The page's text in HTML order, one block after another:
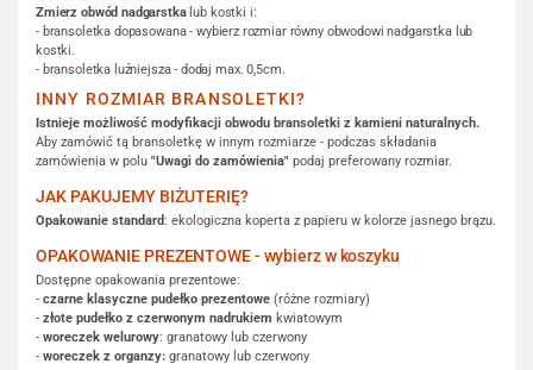
Zmierz obwód nadgarstkalub kostki i:
- bransoletka dopasowana - wybierz rozmiar równy obwodowi nadgarstka lub
kostki.
- bransoletka luźniejsza - dodaj max. 0,5cm.
INNY ROZMIAR BRANSOLETKI?
Istnieje możliwość modyfikacji obwodu bransoletki z kamieni naturalnych.
Aby zamówić tą bransoletkę w innym rozmiarze - podczas składania
zamówienia w polu "Uwagi do zamówienia" podaj preferowany rozmiar.
JAK PAKUJEMY BIŻUTERIĘ?
Opakowanie standard: ekologiczna koperta z papieru w kolorze jasnego brązu.
OPAKOWANIE PREZENTOWE - wybierz w koszyku
Dostępne opakowania prezentowe:
- czarne klasyczne pudełko prezentowe (różne rozmiary)
- złote pudełko z czerwonym nadrukiem kwiatowym
- woreczek welurowy: granatowy lub czerwony
- woreczek z organzy: granatowy lub czerwony